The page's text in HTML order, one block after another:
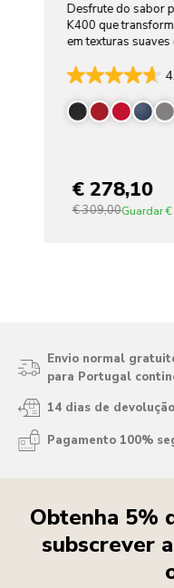
Desfrute do sabor
K400 que
em texturas
€ 278,10
€ 309,00Guardar
Envio normal
para Portugal
14 dias de
Pagamento 100%
Obtenha 5%
subscrever